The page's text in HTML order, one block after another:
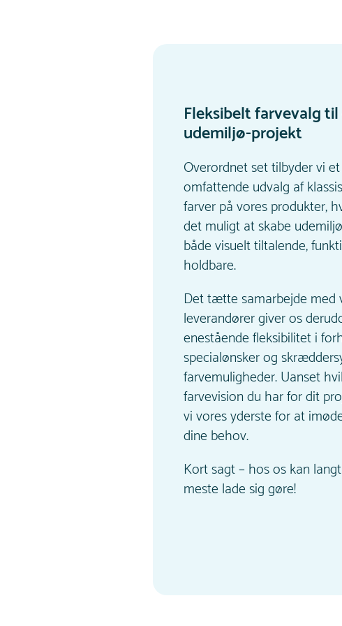
Fleksibelt farvevalg
udemiljø-projekt
Overordnet set tilbyder vi et
omfattende udvalg af
farver på vores produkter,
det muligt at skabe
både visuelt tiltalende,
holdbare.
Det tætte samarbejde med
leverandører giver os
enestående fleksibilitet i
specialønsker og
farvemuligheder. Uanset
farvevision du har for dit
vi vores yderste for at
dine behov.
Kort sagt – hos os kan
meste lade sig gøre!